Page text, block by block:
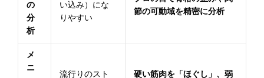
の
分
析
い込み）にな
りやすい
節の可動域を精密に分析
メ
ニ
流行りのスト
硬い筋肉を「ほぐし」、弱